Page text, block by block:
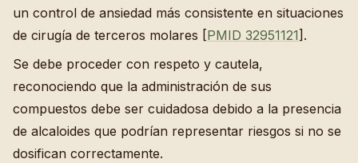
un control de ansiedad más consistente en situaciones
de cirugía de terceros molares [PMID 32951121].
Se debe proceder con respeto y cautela,
reconociendo que la administración de sus
compuestos debe ser cuidadosa debido a la presencia
de alcaloides que podrían representar riesgos si no se
dosifican correctamente.